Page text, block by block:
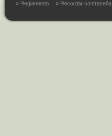
» Reglamento » Recordar contraseña